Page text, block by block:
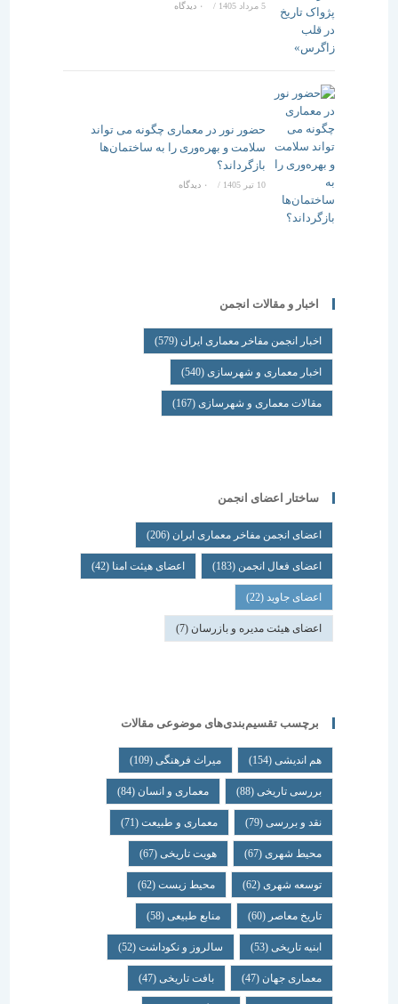
/ ۰ دیدگاه
حضور نور در معماری چگونه می تواند
سلامت و بهره‌وری را به ساختمان‌ها
بازگرداند؟
/ ۰ دیدگاه
اخبار و مقالات انجمن
اخبار انجمن مفاخر معماری ایران(579)
اخبار معماری و شهرسازی(540)
مقالات معماری و شهرسازی(167)
ساختار اعضای انجمن
اعضای انجمن مفاخر معماری ایران(206)
اعضای فعال انجمن(183) اعضای هیئت امنا (42)
اعضای جاوید(22)
اعضای هیئت مدیره و بازرسان(7)
برچسب تقسیم‌بندی‌های موضوعی مقالات
هم اندیشی(154) میراث فرهنگی(109)
بررسی تاریخی(88) معماری و انسان(84)
نقد و بررسی (79) معماری و طبیعت (71)
محیط شهری(67) هویت تاریخی(67)
توسعه شهری(62) محیط زیست(62)
تاریخ معاصر(60) منابع طبیعی(58)
ابنیه تاریخی(53) سالروز و نکوداشت (52)
معماری جهان(47) بافت تاریخی(47)